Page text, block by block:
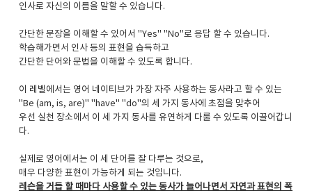
인사로 자신의 이름을 말할 수 있습니다.
간단한 문장을 이해할 수 있어서 "Yes" "No"로 응답 할 수 있습니다.
학습해가면서 인사 등의 표현을 습득하고
간단한 단어와 문법을 이해할 수 있도록 합니다.
이 레벨에서는 영어 네이티브가 가장 자주 사용하는 동사라고 할 수 있는
"Be (am, is, are)" "have" "do"의 세 가지 동사에 초점을 맞추어
우선 실천 장소에서 이 세 가지 동사를 유연하게 다룰 수 있도록 이끌어갑니
다.
실제로 영어에서는 이 세 단어를 잘 다루는 것으로,
매우 다양한 표현이 가능하게 되는 것입니다.
레슨을 거듭 할 때마다 사용할 수 있는 동사가 늘어나면서 자연과 표현의 폭